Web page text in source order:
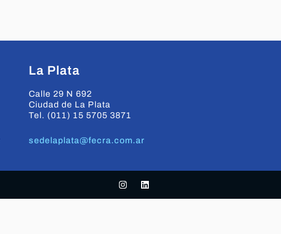
La Plata
Calle 29 N 692
Ciudad de La Plata
Tel. (011) 15 5705 3871
sedelaplata@fecra.com.ar